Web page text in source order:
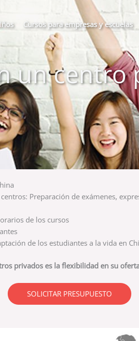
Cursos para empresas y escuelas
un centro
Preparación de exámenes,
de los cursos
de los estudiantes a la vida en
privados es la flexibilidad en su
SOLICITAR PRESUPUESTO